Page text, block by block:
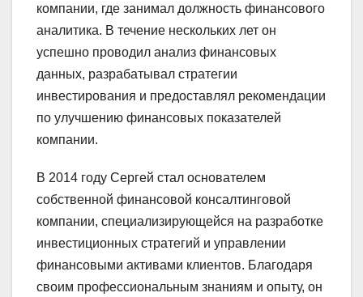
компании, где занимал должность финансового
аналитика. В течение нескольких лет он
успешно проводил анализ финансовых
данных, разрабатывал стратегии
инвестирования и предоставлял рекомендации
по улучшению финансовых показателей
компании.
В 2014 году Сергей стал основателем
собственной финансовой консалтинговой
компании, специализирующейся на разработке
инвестиционных стратегий и управлении
финансовыми активами клиентов. Благодаря
своим профессиональным знаниям и опыту, он